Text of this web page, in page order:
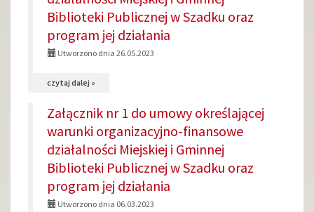
LXVIII/438/2023
Rady
Gminy
Szadek
z
dnia
31
maja
2023
Biblioteki Publicznej w Szadku oraz
program jej działania
Utworzono dnia 26.05.2023
czytaj dalej »
Załącznik
1
do
umowy
Załącznik nr 1 do umowy określającej
warunki organizacyjno-finansowe
działalności Miejskiej i Gminnej
Biblioteki Publicznej w Szadku oraz
program jej działania
Utworzono dnia 06.03.2023